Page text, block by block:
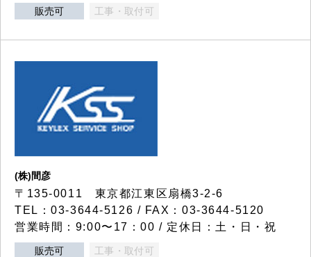
販売可 工事・取付可
(株)間彦
〒135-0011 東京都江東区扇橋3-2-6
TEL：03-3644-5126 / FAX：03-3644-5120
営業時間：9:00〜17：00 / 定休日：土・日・祝
販売可 工事・取付可